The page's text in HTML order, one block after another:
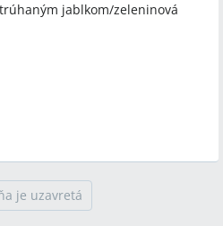
jablkom/zeleninová
je uzavretá